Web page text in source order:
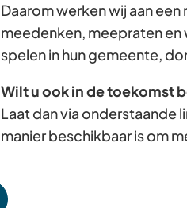
Daarom werken wij aan
meedenken, meepraten
spelen in hun gemeente,
Wilt u ook in de toekomst
Laat dan via onderstaande
manier beschikbaar is om